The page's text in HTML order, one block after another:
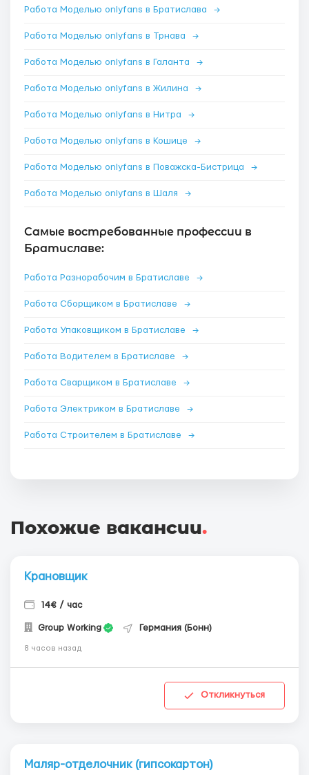
Работа Моделью onlyfans в Братислава →
Работа Моделью onlyfans в Трнава →
Работа Моделью onlyfans в Галанта →
Работа Моделью onlyfans в Жилина →
Работа Моделью onlyfans в Нитра →
Работа Моделью onlyfans в Кошице →
Работа Моделью onlyfans в Поважска-Бистрица →
Работа Моделью onlyfans в Шаля →
Самые востребованные профессии в
Братиславе:
Работа Разнорабочим в Братиславе →
Работа Сборщиком в Братиславе →
Работа Упаковщиком в Братиславе →
Работа Водителем в Братиславе →
Работа Сварщиком в Братиславе →
Работа Электриком в Братиславе →
Работа Строителем в Братиславе →
Похожие вакансии.
Крановщик
14€ / час
Group Working Германия (Бонн)
8 часов назад
Откликнуться
Маляр-отделочник (гипсокартон)